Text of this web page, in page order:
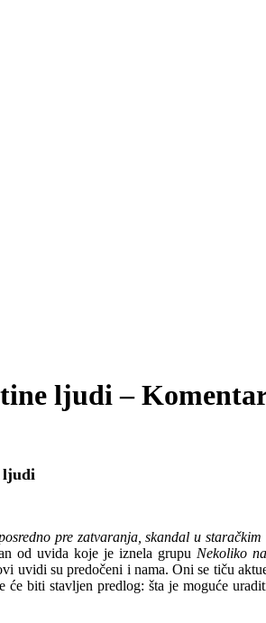
ljudi –
ljudi
pre zatvaranja, skandal u
od uvida koje je iznela grupu Nekoliko
su predočeni i nama. Oni se tiču
biti stavljen predlog: šta je moguće